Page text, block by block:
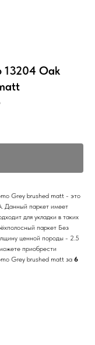
13204 Oak
Grey brushed matt - это
Данный паркет имеет
для укладки в таких
паркет Без
ценной породы - 2.5
приобрести
Grey brushed matt за 6